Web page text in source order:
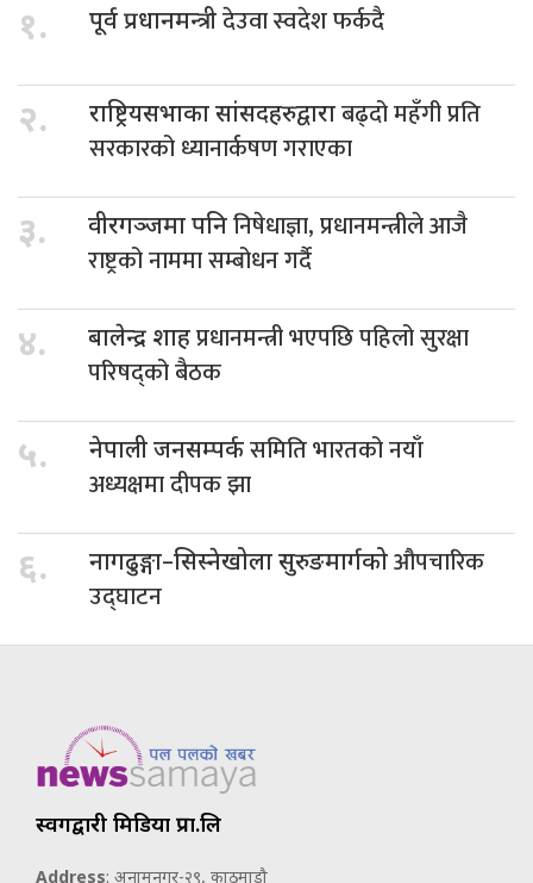
१. पूर्व प्रधानमन्त्रीदेउवा स्वदेश फर्कदै
२. राष्ट्रियसभाका सांसदहरुद्वाराबढ्दो महँगी प्रति
सरकारको ध्यानार्कषण गराएका
३. वीरगञ्जमा पनिनिषेधाज्ञा, प्रधानमन्त्रीले आजै
राष्ट्रको नाममा सम्बोधन गर्दै
४. बालेन्द्र शाहप्रधानमन्त्री भएपछि पहिलो सुरक्षा
परिषद्को बैठक
५. नेपाली जनसम्पर्कसमिति भारतको नयाँ
अध्यक्षमा दीपक झा
६. नागढुङ्गा–सिस्नेखोला सुरुङमार्गकोऔपचारिक
उद्घाटन
स्वर्गद्वारी मिडिया प्रा.लि